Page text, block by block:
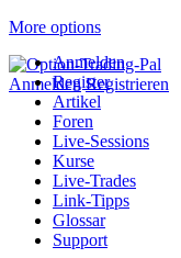
More options
Anmelden Registrieren
Anmelden
Register
Artikel
Foren
Live-Sessions
Kurse
Live-Trades
Link-Tipps
Glossar
Support